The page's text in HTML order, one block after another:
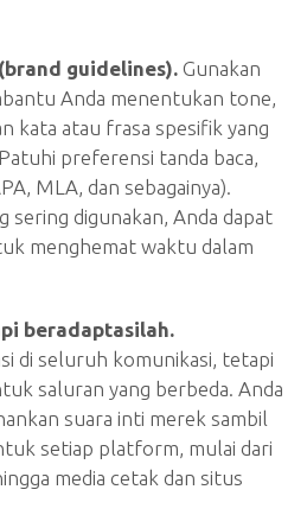
guidelines). Gunakan
Anda menentukan tone,
kata atau frasa spesifik yang
preferensi tanda baca,
MLA, dan sebagainya).
sering digunakan, Anda dapat
menghemat waktu dalam
beradaptasilah.
di seluruh komunikasi, tetapi
saluran yang berbeda. Anda
suara inti merek sambil
setiap platform, mulai dari
media cetak dan situs